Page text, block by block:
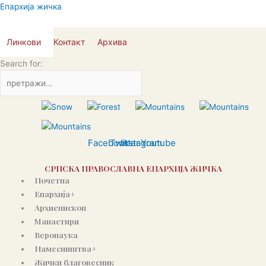
Пређи
Епархија жичка
Линкови Контакт Архива
Search for:
Facebook
Twitter
Instagram
Youtube
СРПСКА ПРАВОСЛАВНА ЕПАРХИЈА ЖИЧКА
Почетна
Епархија+
Архиепископ
Манастири
Веронаука
Намесништва+
Жички благовесник